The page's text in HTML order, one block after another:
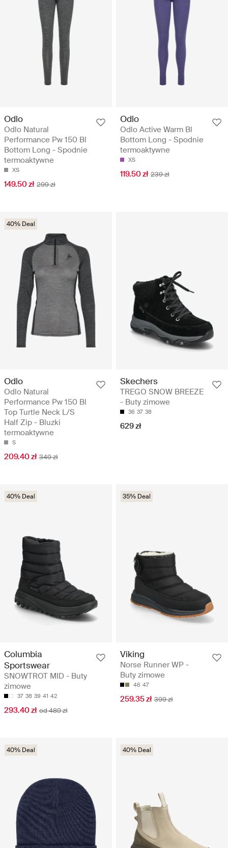
Odlo
Odlo Natural
Performance Pw 150 Bl
Bottom Long - Spodnie
termoaktywne
XS
149.50 zł 299 zł
Odlo
Odlo Active Warm Bl
Bottom Long - Spodnie
termoaktywne
XS
119.50 zł 239 zł
40% Deal
Odlo
Odlo Natural
Performance Pw 150 Bl
Top Turtle Neck L/S
Half Zip - Bluzki
termoaktywne
S
209.40 zł 349 zł
Skechers
TREGO SNOW BREEZE
- Buty zimowe
36 37 38
629 zł
40% Deal
Columbia
Sportswear
SNOWTROT MID - Buty
zimowe
37 38 39 41 42
293.40 zł od 489 zł
35% Deal
Viking
Norse Runner WP -
Buty zimowe
46 47
259.35 zł 399 zł
40% Deal 40% Deal